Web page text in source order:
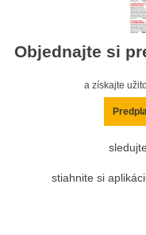
Objednajte si
a získajte
stiahnite si